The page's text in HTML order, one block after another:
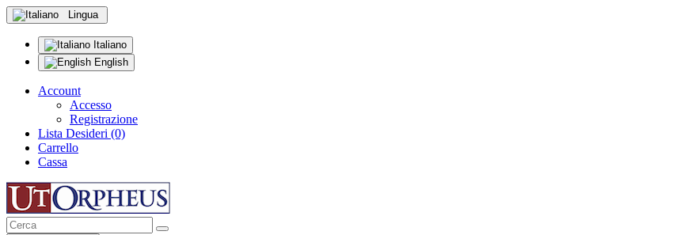
Lingua
Italiano
English
Account
Accesso
Registrazione
Lista Desideri (0)
Carrello
Cassa